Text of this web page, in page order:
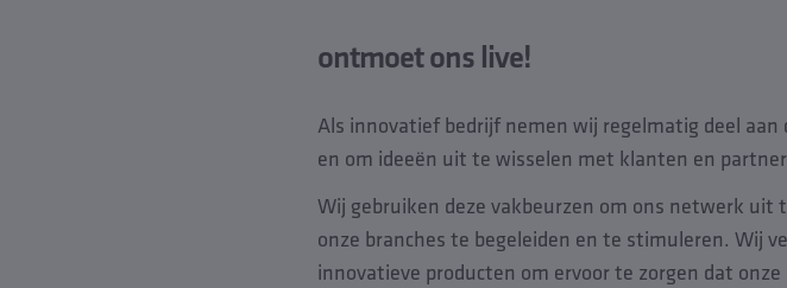
ontmoet ons live!
Als innovatief bedrijf nemen wij regelmatig deel
en om ideeën uit te wisselen met klanten en
Wij gebruiken deze vakbeurzen om ons netwerk
onze branches te begeleiden en te stimuleren. Wij
innovatieve producten om ervoor te zorgen dat